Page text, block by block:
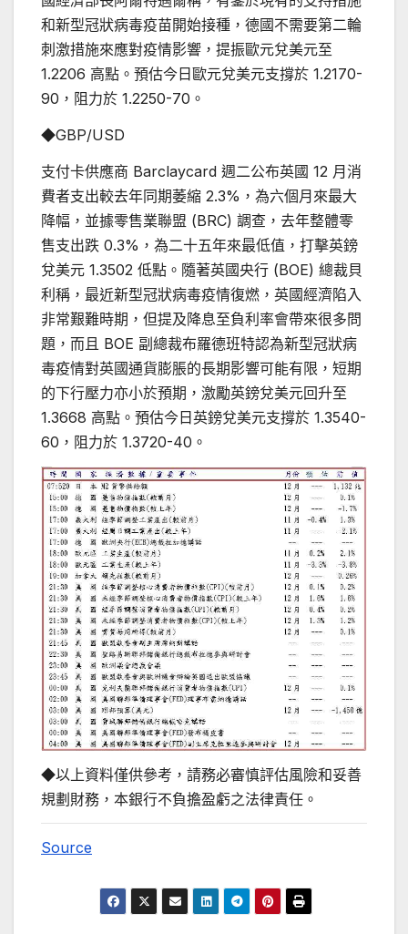
和新型冠狀病毒疫苗開始接種，德國不需要第二輪
刺激措施來應對疫情影響，提振歐元兌美元至
1.2206 高點。預估今日歐元兌美元支撐於 1.2170-
90，阻力於 1.2250-70。
◆GBP/USD
支付卡供應商 Barclaycard 週二公布英國 12 月消
費者支出較去年同期萎縮 2.3%，為六個月來最大
降幅，並據零售業聯盟 (BRC) 調查，去年整體零
售支出跌 0.3%，為二十五年來最低值，打擊英鎊
兌美元 1.3502 低點。隨著英國央行 (BOE) 總裁貝
利稱，最近新型冠狀病毒疫情復燃，英國經濟陷入
非常艱難時期，但提及降息至負利率會帶來很多問
題，而且 BOE 副總裁布羅德班特認為新型冠狀病
毒疫情對英國通貨膨脹的長期影響可能有限，短期
的下行壓力亦小於預期，激勵英鎊兌美元回升至
1.3668 高點。預估今日英鎊兌美元支撐於 1.3540-
60，阻力於 1.3720-40。
◆以上資料僅供參考，請務必審慎評估風險和妥善
規劃財務，本銀行不負擔盈虧之法律責任。
Source